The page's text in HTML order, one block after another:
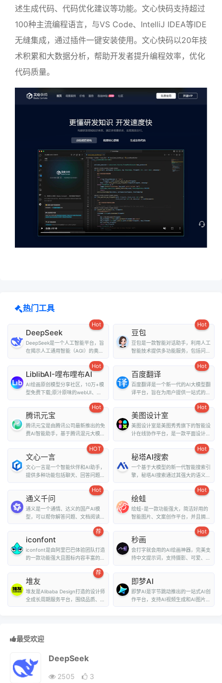
述生成代码、代码优化建议等功能。文心快码支持超过
100种主流编程语言，与VS Code、IntelliJ IDEA等IDE
无缝集成，通过插件一键安装使用。文心快码以20年技
术积累和大数据分析，帮助开发者提升编程效率，优化
代码质量。
热门工具
Hot
DeepSeek
DeepSeek是一个人工智能平台，旨
在揭示人工通用智能（AGI）的奥
Hot
豆包
豆包是一款智能对话助手，利用人工
智能技术提供多功能服务，包括问
Hot
LiblibAI-哩布哩布AI
AI绘画原创模型分享社区，10万+模
型免费下载;原汁原味的webUI、
Hot
百度翻译
百度翻译是一个新一代的AI大模型翻
译平台，旨在为用户提供一站式的翻
Hot
腾讯元宝
腾讯元宝是由腾讯公司最新推出的免
费AI智能助手，基于腾讯混元大模型
Hot
美图设计室
美图设计室是美图秀秀旗下的智能设
计在线协作平台，是一款平面设计工
HOT
文心一言
文心一言是一个智能伙伴和AI助手，
提供多种功能包括聊天、回答问题、
Hot
秘塔AI搜索
一个基于大模型的新一代智能搜索引
擎，秘塔AI搜索通过其强大的语义理
Hot
通义千问
通义是一个通情、达义的国产AI模
型，可以帮你解答问题、文档阅读、
Hot
绘蛙
绘蛙-是一款功能强大，简洁好用的
智能图片、文案创作平台，并且拥有
荐
iconfont
iconfont是由阿里巴巴体验团队打造
的一款功能强大且图标内容丰富的矢
Hot
秒画
会打字就会用的AI绘画神器，完美支
持中文提示词，支持摄影、可爱、精
荐
堆友
堆友是Alibaba Design打造的设计师
全成长周期服务平台，围绕品质、效
即梦AI
即梦AI是字节跳动推出的一站式AI创
作平台，支持AI视频生成和AI图片生
最受欢迎
DeepSeek
2505 3